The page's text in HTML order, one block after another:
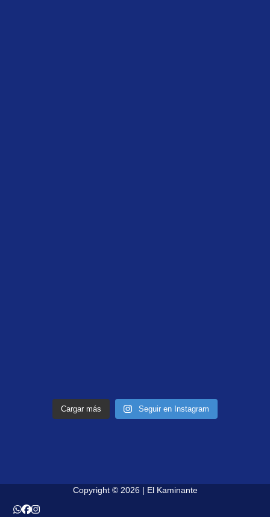
Cargar más Seguir en Instagram
Copyright © 2026 | El Kaminante